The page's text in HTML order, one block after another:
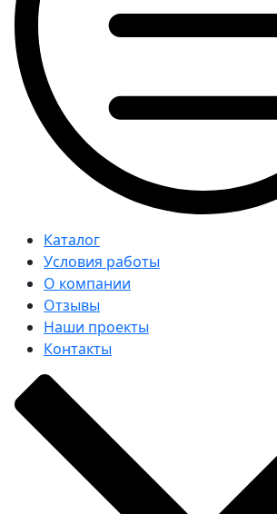
Каталог
Условия работы
О компании
Отзывы
Наши проекты
Контакты